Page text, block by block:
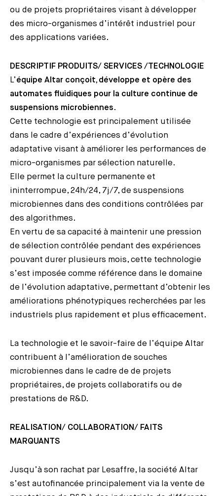
ou de projets propriétaires visant à développer
des micro-organismes d’intérêt industriel pour
des applications variées.
DESCRIPTIF PRODUITS/ SERVICES /TECHNOLOGIE
L’équipe Altar conçoit, développe et opère des
automates fluidiques pour la culture continue de
suspensions microbiennes.
Cette technologie est principalement utilisée
dans le cadre d’expériences d’évolution
adaptative visant à améliorer les performances de
micro-organismes par sélection naturelle.
Elle permet la culture permanente et
ininterrompue, 24h/24, 7j/7, de suspensions
microbiennes dans des conditions contrôlées par
des algorithmes.
En vertu de sa capacité à maintenir une pression
de sélection contrôlée pendant des expériences
pouvant durer plusieurs mois, cette technologie
s’est imposée comme référence dans le domaine
de l’évolution adaptative, permettant d’obtenir les
améliorations phénotypiques recherchées par les
industriels plus rapidement et plus efficacement.
La technologie et le savoir-faire de l’équipe Altar
contribuent à l’amélioration de souches
microbiennes dans le cadre de de projets
propriétaires, de projets collaboratifs ou de
prestations de R&D.
REALISATION/ COLLABORATION/ FAITS
MARQUANTS
Jusqu’à son rachat par Lesaffre, la société Altar
s’est autofinancée principalement via la vente de